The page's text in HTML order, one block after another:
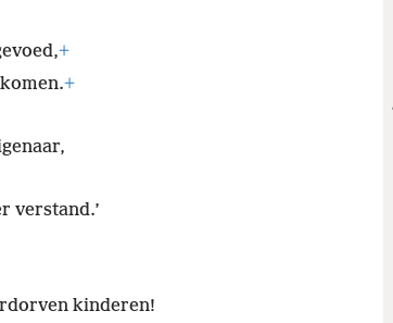
+
+
verstand.’
kinderen!